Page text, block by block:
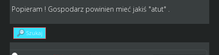
Popieram ! Gospodarz powinien mieć jakiś "atut" .
Szukaj